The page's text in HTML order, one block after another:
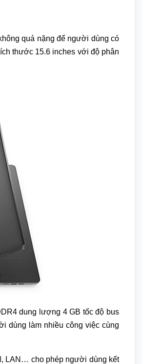
quá nặng để người dùng có
thước 15.6 inches với độ phân
dung lượng 4 GB tốc độ bus
dùng làm nhiều công việc cùng
LAN… cho phép người dùng kết